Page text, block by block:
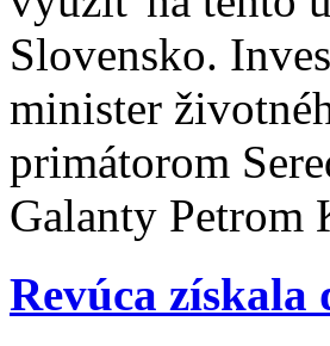
Slovensko.
minister
primátorom
Galanty Petrom
Revúca získala